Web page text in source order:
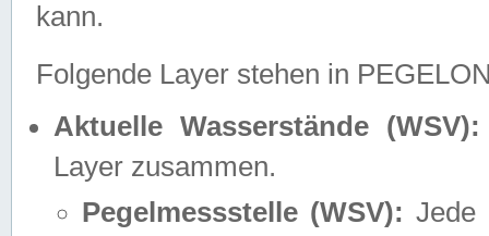
kann.
Folgende Layer stehen in
Aktuelle Wasserstände (WSV):
Layer zusammen.
Pegelmessstelle (WSV): Jede